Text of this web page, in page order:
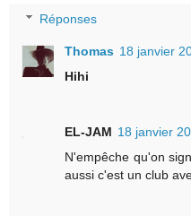
Réponses
Thomas 18 janvier
Hihi
EL-JAM 18 janvier
N'empêche qu'on
aussi c'est un club